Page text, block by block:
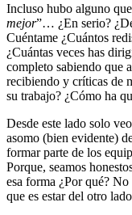
Incluso hubo alguno
mejor”… ¿En serio?
Cuéntame ¿Cuántos
¿Cuántas veces has
completo sabiendo que
recibiendo y críticas de
su trabajo? ¿Cómo ha
Desde este lado solo
asomo (bien evidente)
formar parte de los
Porque, seamos
esa forma ¿Por qué?
que es estar del otro